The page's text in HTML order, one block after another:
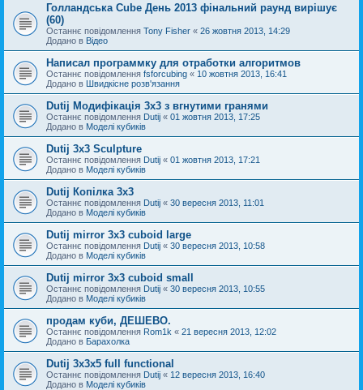
Голландська Cube День 2013 фінальний раунд вирішує
(60)
Останнє повідомлення Tony Fisher « 26 жовтня 2013, 14:29
Додано в Відео
Написал программку для отработки алгоритмов
Останнє повідомлення fsforcubing « 10 жовтня 2013, 16:41
Додано в Швидкісне розв'язання
Dutij Модифікація 3х3 з вгнутими гранями
Останнє повідомлення Dutij « 01 жовтня 2013, 17:25
Додано в Моделі кубиків
Dutij 3x3 Sculpture
Останнє повідомлення Dutij « 01 жовтня 2013, 17:21
Додано в Моделі кубиків
Dutij Копілка 3х3
Останнє повідомлення Dutij « 30 вересня 2013, 11:01
Додано в Моделі кубиків
Dutij mirror 3x3 cuboid large
Останнє повідомлення Dutij « 30 вересня 2013, 10:58
Додано в Моделі кубиків
Dutij mirror 3х3 cuboid small
Останнє повідомлення Dutij « 30 вересня 2013, 10:55
Додано в Моделі кубиків
продам куби, ДЕШЕВО.
Останнє повідомлення Rom1k « 21 вересня 2013, 12:02
Додано в Барахолка
Dutij 3х3х5 full functional
Останнє повідомлення Dutij « 12 вересня 2013, 16:40
Додано в Моделі кубиків